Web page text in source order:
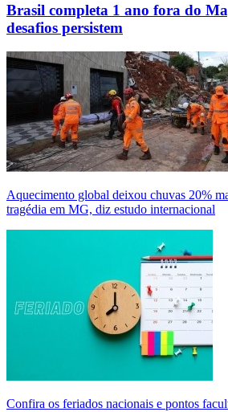
Brasil completa 1 ano fora do
desafios persistem
Aquecimento global deixou chuvas 20%
tragédia em MG, diz estudo internacional
Confira os feriados nacionais e pontos